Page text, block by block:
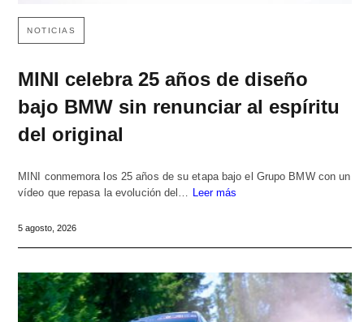
NOTICIAS
MINI celebra 25 años de diseño
bajo BMW sin renunciar al espíritu
del original
MINI conmemora los 25 años de su etapa bajo el Grupo BMW con un
vídeo que repasa la evolución del… Leer más
5 agosto, 2026